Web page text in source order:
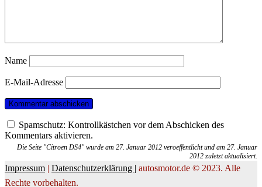
Name
E-Mail-Adresse
Spamschutz: Kontrollkästchen vor dem Abschicken des
Kommentars aktivieren.
Die Seite "Citroen DS4" wurde am 27. Januar 2012 veroeffentlicht und am 27. Januar
2012 zuletzt aktualisiert.
Impressum | Datenschutzerklärung | autosmotor.de © 2023. Alle
Rechte vorbehalten.